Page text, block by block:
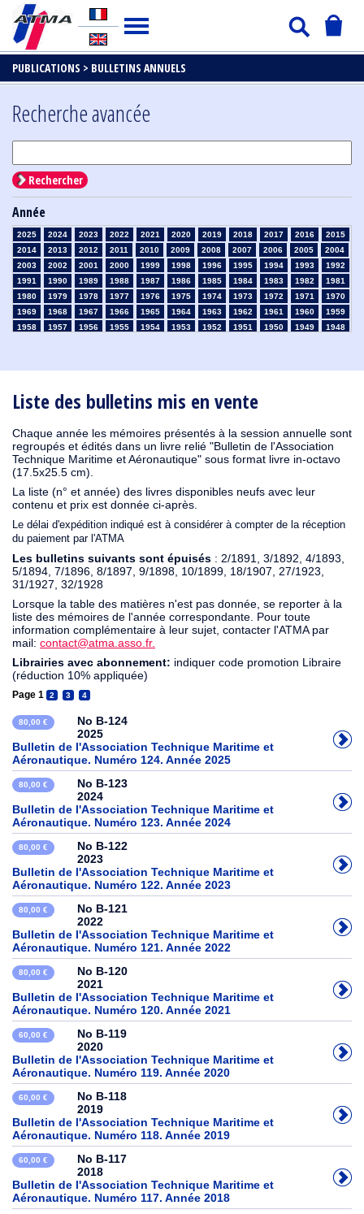
PUBLICATIONS > BULLETINS ANNUELS
Liste des bulletins mis en vente
Chaque année les mémoires présentés à la session annuelle sont
regroupés et édités dans un livre relié "Bulletin de l'Association
Technique Maritime et Aéronautique" sous format livre in-octavo
(17.5x25.5 cm).
La liste (n° et année) des livres disponibles neufs avec leur
contenu et prix est donnée ci-après.
Le délai d'expédition indiqué est à considérer à compter de la réception
du paiement par l'ATMA
Les bulletins suivants sont épuisés : 2/1891, 3/1892, 4/1893,
5/1894, 7/1896, 8/1897, 9/1898, 10/1899, 18/1907, 27/1923,
31/1927, 32/1928
Lorsque la table des matières n'est pas donnée, se reporter à la
liste des mémoires de l'année correspondante. Pour toute
information complémentaire à leur sujet, contacter l'ATMA par
mail: contact@atma.asso.fr.
Librairies avec abonnement: indiquer code promotion Libraire
(réduction 10% appliquée)
Page 1 2 3 4
80,00 €
No B-124
2025
Bulletin de l'Association Technique Maritime et
Aéronautique. Numéro 124. Année 2025
80,00 €
No B-123
2024
Bulletin de l'Association Technique Maritime et
Aéronautique. Numéro 123. Année 2024
80,00 €
No B-122
2023
Bulletin de l'Association Technique Maritime et
Aéronautique. Numéro 122. Année 2023
80,00 €
No B-121
2022
Bulletin de l'Association Technique Maritime et
Aéronautique. Numéro 121. Année 2022
80,00 €
No B-120
2021
Bulletin de l'Association Technique Maritime et
Aéronautique. Numéro 120. Année 2021
60,00 €
No B-119
2020
Bulletin de l'Association Technique Maritime et
Aéronautique. Numéro 119. Année 2020
60,00 €
No B-118
2019
Bulletin de l'Association Technique Maritime et
Aéronautique. Numéro 118. Année 2019
60,00 €
No B-117
2018
Bulletin de l'Association Technique Maritime et
Aéronautique. Numéro 117. Année 2018
Recherche avancée
Rechercher
Année
2025 2024 2023 2022 2021 2020 2019 2018 2017 2016
2015
2014
2013 2012 2011 2010 2009 2008 2007 2006 2005
2004
2003
2002 2001 2000 1999 1998 1996 1995 1994 1993
1992
1991
1990 1989 1988 1987 1986 1985 1984 1983 1982
1981
1980
1979 1978 1977 1976 1975 1974 1973 1972 1971
1970
1969
1968 1967 1966 1965 1964 1963 1962 1961 1960
1959
1958
1957 1956 1955 1954 1953 1952 1951 1950 1949
1948
1910
1909 1908 1906 1905 1904 1903 1902 1901 1900
1895